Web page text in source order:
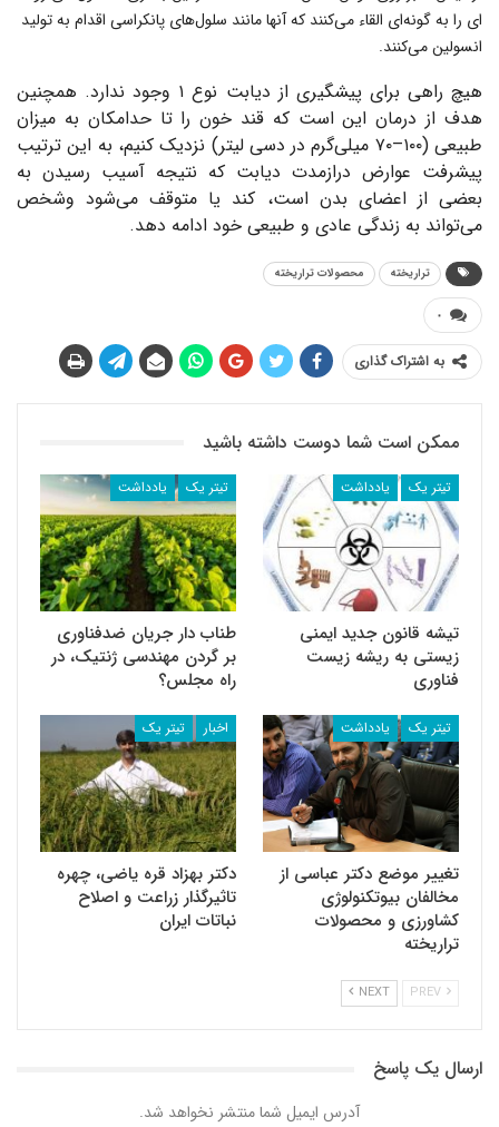
ای را به گونه‌ای القاء می‌کنند که آنها مانند سلول‌های پانکراسی اقدام به تولید
انسولین می‌کنند.
هیچ راهی برای پیشگیری از دیابت نوع ۱ وجود ندارد. همچنین
هدف از درمان این است که قند خون را تا حدامکان به میزان
طبیعی (۱۰۰–۷۰ میلی‌گرم در دسی لیتر) نزدیک کنیم، به این ترتیب
پیشرفت عوارض درازمدت دیابت که نتیجه آسیب رسیدن به
بعضی از اعضای بدن است، کند یا متوقف می‌شود وشخص
می‌تواند به زندگی عادی و طبیعی خود ادامه دهد.
تراریخته محصولات تراریخته
۰
به اشتراک گذاری
ممکن است شما دوست داشته باشید
تیتر یک یادداشت
تیشه قانون جدید ایمنی
زیستی به ریشه زیست
فناوری
تیتر یک یادداشت
طناب دار جریان ضد‌فناوری
بر گردن مهندسی ژنتیک، در
راه مجلس؟
تیتر یک یادداشت
تغییر موضع دکتر عباسی از
مخالفان بیوتکنولوژی
کشاورزی و محصولات
تراریخته
اخبار تیتر یک
دکتر بهزاد قره یاضی، چهره
تاثیرگذار زراعت و اصلاح
نباتات ایران
NEXT
ارسال یک پاسخ
آدرس ایمیل شما منتشر نخواهد شد.